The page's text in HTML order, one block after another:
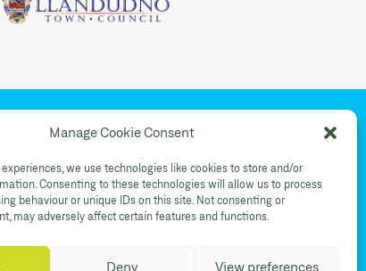
Manage Cookie Consent
we use technologies like cookies to store and/or
Consenting to these technologies will allow us to process
behaviour or unique IDs on this site. Not consenting or
may adversely affect certain features and functions.
Deny View preferences
Instagram